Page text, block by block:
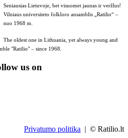
Seniausias Lietuvoje, bet visuomet jaunas ir veržlus!
Vilniaus universiteto folkloro ansamblis „Ratilio“ –
nuo 1968 m.
The oldest one in Lithuania, yet always young and
"Ratilio" – since 1968.
us on
Privatumo politika | © Ratilio.lt